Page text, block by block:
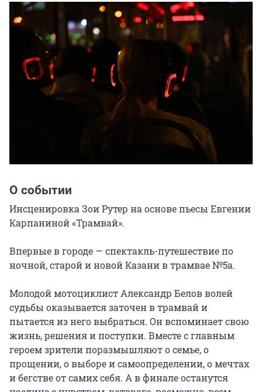
О событии
Инсценировка Зои Рутер на основе пьесы Евгении
Карпаниной «Трамвай».
Впервые в городе — спектакль-путешествие по
ночной, старой и новой Казани в трамвае №5а.
Молодой мотоциклист Александр Белов волей
судьбы оказывается заточен в трамвай и
пытается из него выбраться. Он вспоминает свою
жизнь, решения и поступки. Вместе с главным
героем зрители поразмышляют о семье, о
прощении, о выборе и самоопределении, о мечтах
и бегстве от самих себя. А в финале останутся